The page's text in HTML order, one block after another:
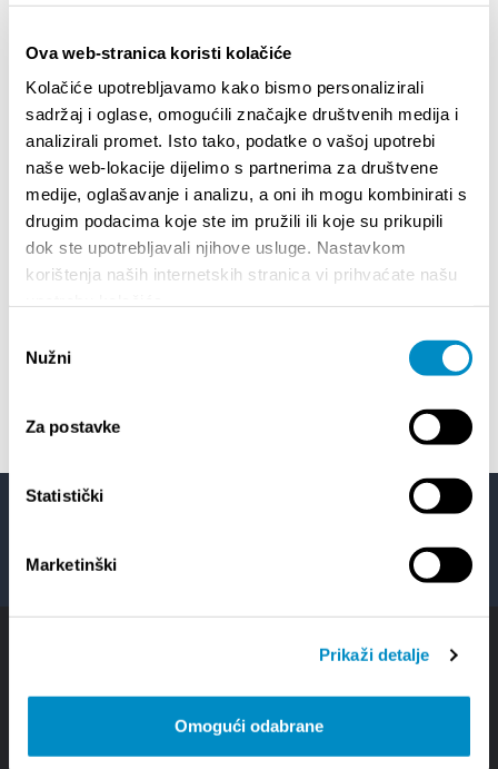
Ova web-stranica koristi kolačiće
Kolačiće upotrebljavamo kako bismo personalizirali
sadržaj i oglase, omogućili značajke društvenih medija i
analizirali promet. Isto tako, podatke o vašoj upotrebi
naše web-lokacije dijelimo s partnerima za društvene
medije, oglašavanje i analizu, a oni ih mogu kombinirati s
drugim podacima koje ste im pružili ili koje su prikupili
dok ste upotrebljavali njihove usluge. Nastavkom
korištenja naših internetskih stranica vi prihvaćate našu
pristanka
Nužni
Za postavke
Statistički
Marketinški
Prikaži detalje
Omogući odabrane
01/01/25- 31/12/26
CITY OF SPLIT EVENT CALENDAR
18/06/26- 24/09/26
15th SUMMER CHARMS OF CLASSICAL
MUSIC